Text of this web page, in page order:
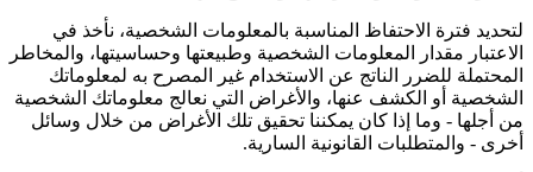
لتحديد فترة الاحتفاظ المناسبة بالمعلومات الشخصية، نأخذ في
الاعتبار مقدار المعلومات الشخصية وطبيعتها وحساسيتها، والمخاطر
المحتملة للضرر الناتج عن الاستخدام غير المصرح به لمعلوماتك
الشخصية أو الكشف عنها، والأغراض التي نعالج معلوماتك الشخصية
من أجلها - وما إذا كان يمكننا تحقيق تلك الأغراض من خلال وسائل
أخرى - والمتطلبات القانونية السارية.